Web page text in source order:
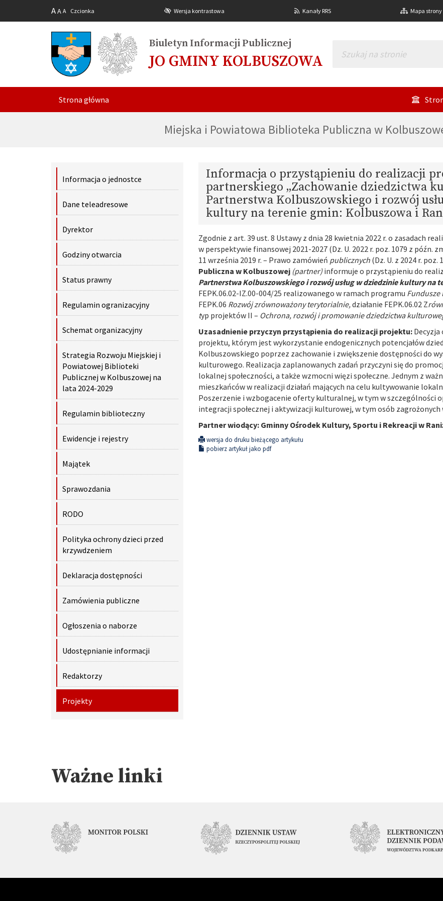
AA A Czcionka Wersja kontrastowa Kanały RRS Mapa strony
Biuletyn Informacji Publicznej
JO GMINY KOLBUSZOWA
Strona główna
Miejska i Powiatowa Biblioteka Publiczna w
Informacja o jednostce
Dane teleadresowe
Dyrektor
Godziny otwarcia
Status prawny
Regulamin ogranizacyjny
Schemat organizacyjny
Strategia Rozwoju Miejskiej i
Powiatowej Biblioteki
Publicznej w Kolbuszowej na
lata 2024-2029
Regulamin biblioteczny
Ewidencje i rejestry
Majątek
Sprawozdania
RODO
Polityka ochrony dzieci przed
krzywdzeniem
Deklaracja dostępności
Zamówienia publiczne
Ogłoszenia o naborze
Udostępnianie informacji
Redaktorzy
Projekty
Informacja o przystąpieniu do realizacji
partnerskiego „Zachowanie dziedzictwa
Partnerstwa Kolbuszowskiego i rozwój
kultury na terenie gmin: Kolbuszowa i
Zgodnie z art. 39 ust. 8 Ustawy z dnia 28 kwietnia 2022 r. o zasadach
w perspektywie finansowej 2021-2027 (Dz. U. 2022 r. poz. 1079 z późn.
11 września 2019 r. – Prawo zamówień publicznych(Dz. U. z 2024 r. poz.
Publiczna w Kolbuszowej (partner)informuje o przystąpieniu do
Partnerstwa Kolbuszowskiego i rozwój usług w dziedzinie kultury na
FEPK.06.02-IZ.00-004/25 realizowanego w ramach programu Fundusze
FEPK.06 Rozwój zrównoważony terytorialnie,działanie FEPK.06.02 Z
typ projektów II – Ochrona, rozwój i promowanie dziedzictwa
Uzasadnienie przyczyn przystąpienia do realizacji projektu:Decyzja
projektu, którym jest wykorzystanie endogenicznych potencjałów
Kolbuszowskiego poprzez zachowanie i zwiększenie dostępności do
kulturowego. Realizacja zaplanowanych zadań przyczyni się do
lokalnej społeczności, a także wzmocni więzi społeczne. Jednym z
mieszkańców w realizacji działań mających na celu kultywowanie
Poszerzenie i wzbogacenie oferty kulturalnej, w tym w szczególności
integracji społecznej i aktywizacji kulturowej, w tym osób zagrożonych
Partner wiodący: Gminny Ośrodek Kultury, Sportu i Rekreacji w
wersja do druku bieżącego artykułu
pobierz artykuł jako pdf
Ważne linki